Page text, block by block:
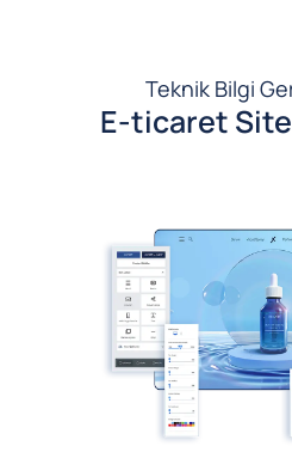
Teknik Bilgi
E-ticaret